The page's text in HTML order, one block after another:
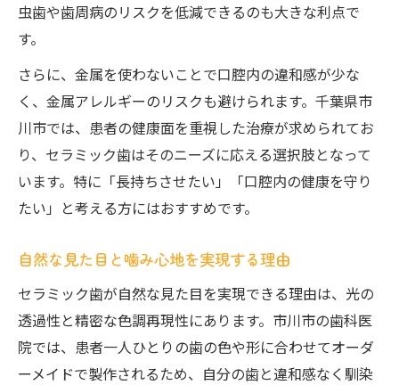
虫歯や歯周病のリスクを低減できるのも大きな利点で
す。
さらに、金属を使わないことで口腔内の違和感が少な
く、金属アレルギーのリスクも避けられます。千葉県市
川市では、患者の健康面を重視した治療が求められてお
り、セラミック歯はそのニーズに応える選択肢となって
います。特に「長持ちさせたい」「口腔内の健康を守り
たい」と考える方にはおすすめです。
自然な見た目と噛み心地を実現する理由
セラミック歯が自然な見た目を実現できる理由は、光の
透過性と精密な色調再現性にあります。市川市の歯科医
院では、患者一人ひとりの歯の色や形に合わせてオーダ
ーメイドで製作されるため、自分の歯と違和感なく馴染